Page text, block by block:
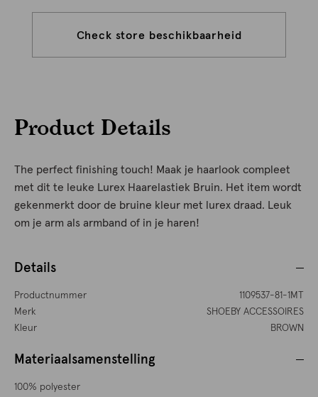
Check store beschikbaarheid
Product Details
The perfect finishing touch! Maak je haarlook compleet
met dit te leuke Lurex Haarelastiek Bruin. Het item wordt
gekenmerkt door de bruine kleur met lurex draad. Leuk
om je arm als armband of in je haren!
Details
Productnummer
1109537-81-1MT
Merk
SHOEBY ACCESSOIRES
Kleur
BROWN
Materiaalsamenstelling
100% polyester